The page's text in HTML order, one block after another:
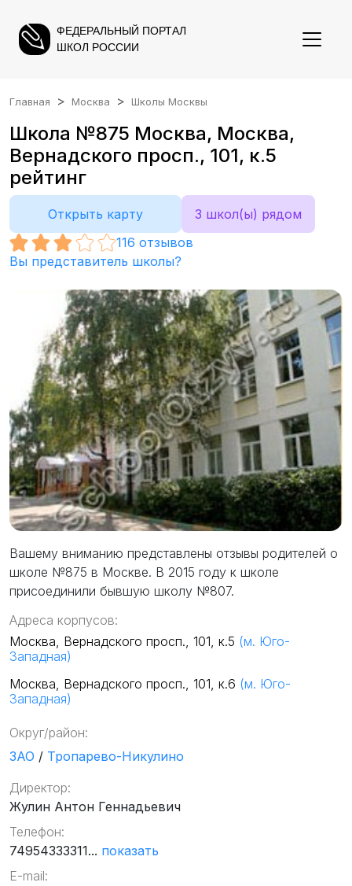
ФЕДЕРАЛЬНЫЙ ПОРТАЛ
ШКОЛ РОССИИ
Главная Москва Школы Москвы
Школа №875 Москва, Москва,
Вернадского просп., 101, к.5
рейтинг
Открыть карту
3 школ(ы) рядом
116 отзывов
Вы представитель школы?
Вашему вниманию представлены отзывы родителей о
школе №875 в Москве. В 2015 году к школе
присоединили бывшую школу №807.
Адреса корпусов:
Москва, Вернадского просп., 101, к.5 (м. Юго-
Западная)
Москва, Вернадского просп., 101, к.6 (м. Юго-
Западная)
Округ/район:
ЗАО / Тропарево-Никулино
Директор:
Жулин Антон Геннадьевич
Телефон:
74954333311... показать
E-mail: